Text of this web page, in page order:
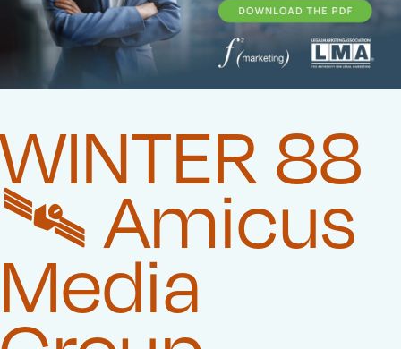
WINTER 88
🛰️‍ Amicus
Media